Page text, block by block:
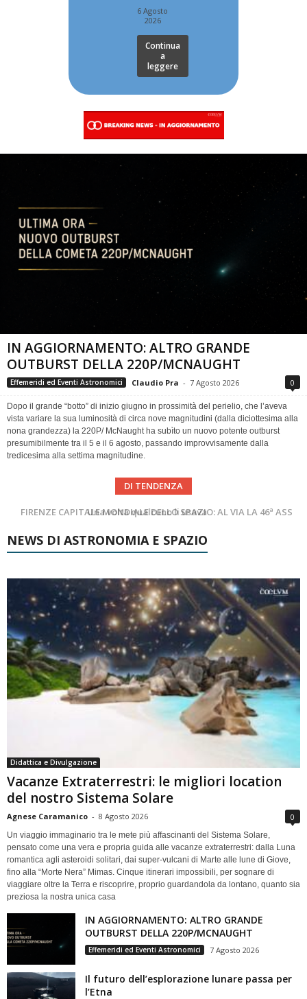
6 Agosto
2026
Continua
a
leggere
IN AGGIORNAMENTO: ALTRO GRANDE
OUTBURST DELLA 220P/MCNAUGHT
Effemeridi ed Eventi Astronomici Claudio Pra - 7 Agosto 2026 0
Dopo il grande “botto” di inizio giugno in prossimità del perielio, che l’aveva
vista variare la sua luminosità di circa nove magnitudini (dalla diciottesima alla
nona grandezza) la 220P/ McNaught ha subìto un nuovo potente outburst
presumibilmente tra il 5 e il 6 agosto, passando improvvisamente dalla
tredicesima alla settima magnitudine.
DI TENDENZA
FIRENZE CAPITALE MONDIALE DELLO SPAZIO: AL VIA LA 46ª ASSEMBLEA SCIENTIFICA DEL COSPAR
Cielo del Mese di Agosto 2026
NEWS DI ASTRONOMIA E SPAZIO
Didattica e Divulgazione
Vacanze Extraterrestri: le migliori location
del nostro Sistema Solare
Agnese Caramanico - 8 Agosto 2026 0
Un viaggio immaginario tra le mete più affascinanti del Sistema Solare,
pensato come una vera e propria guida alle vacanze extraterrestri: dalla Luna
romantica agli asteroidi solitari, dai super-vulcani di Marte alle lune di Giove,
fino alla “Morte Nera” Mimas. Cinque itinerari impossibili, per sognare di
viaggiare oltre la Terra e riscoprire, proprio guardandola da lontano, quanto sia
preziosa la nostra unica casa
IN AGGIORNAMENTO: ALTRO GRANDE
OUTBURST DELLA 220P/MCNAUGHT
Effemeridi ed Eventi Astronomici 7 Agosto 2026
Il futuro dell’esplorazione lunare passa per
l’Etna